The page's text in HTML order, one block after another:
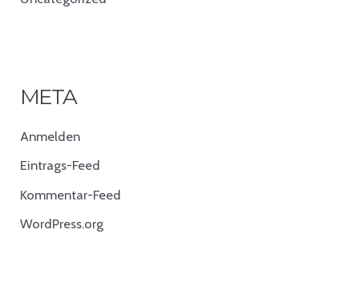
META
Anmelden
Eintrags-Feed
Kommentar-Feed
WordPress.org